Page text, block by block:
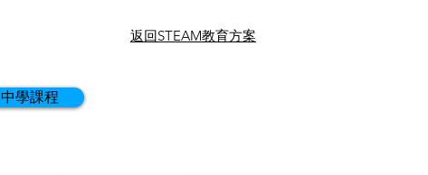
​返回STEAM教育方案
中學課程